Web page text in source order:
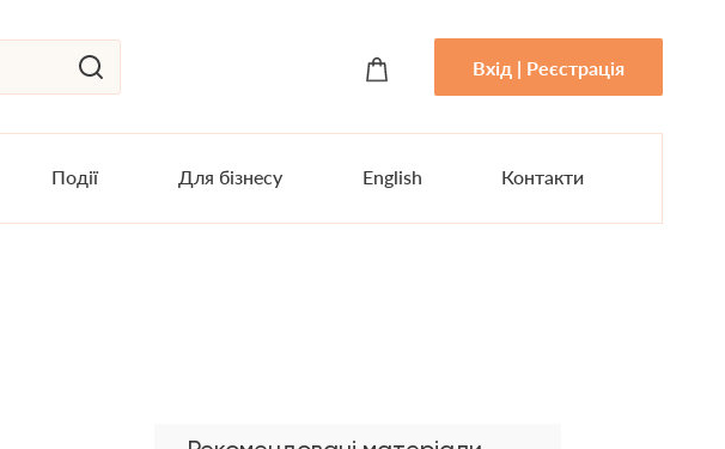
Вхід | Реєстрація
Події Для бізнесу English Контакти